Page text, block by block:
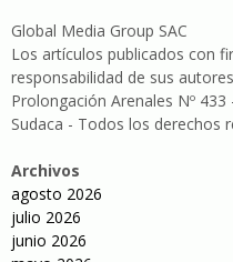
Global Media Group SAC
Los artículos publicados con
responsabilidad de sus
Prolongación Arenales Nº 433
Sudaca - Todos los derechos
Archivos
agosto 2026
julio 2026
junio 2026